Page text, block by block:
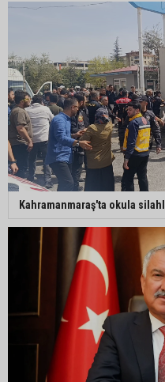
şahıs
yaralandı
Adana
şüpheli
Kahramanmaraş'ta okula